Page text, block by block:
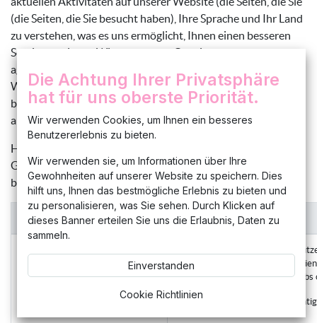
(die Seiten, die Sie besucht haben), Ihre Sprache und Ihr Land
zu verstehen, was es uns ermöglicht, Ihnen einen besseren
Service zu bieten. Wir verwenden Cookies auch, um
aggregierte Daten über den Website-Verkehr und die
Website-Interaktion zu sammeln, damit wir Ihnen in Zukunft
bessere Website-Erfahrungen und -Tools in der Zukunft
anbieten können.
Hier finden Sie eine Übersicht über die Cookies, die auf Ihrem
Gerät gespeichert werden können, wenn Sie unsere Website
besuchen:
Kategorie des Cookies
Benutzer authentifizieren,
den Benutzern erwarteten
Warenkorbs
Die Website wird nicht
Die Achtung Ihrer Privatsphäre
hat für uns oberste Priorität.
Wir verwenden Cookies, um Ihnen ein besseres
Benutzererlebnis zu bieten.
Wir verwenden sie, um Informationen über Ihre
Gewohnheiten auf unserer Website zu speichern. Dies
hilft uns, Ihnen das bestmögliche Erlebnis zu bieten und
zu personalisieren, was Sie sehen. Durch Klicken auf
dieses Banner erteilen Sie uns die Erlaubnis, Daten zu
sammeln.
Einverstanden
Cookie Richtlinien